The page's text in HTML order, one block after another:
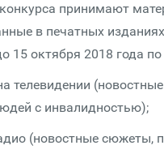
принимают
в печатных
15 октября 2018 года
телевидении
с инвалидностью);
(новостные сюжеты,